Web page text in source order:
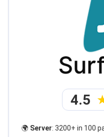
4.5
🌍 Server: 3200+ in 100